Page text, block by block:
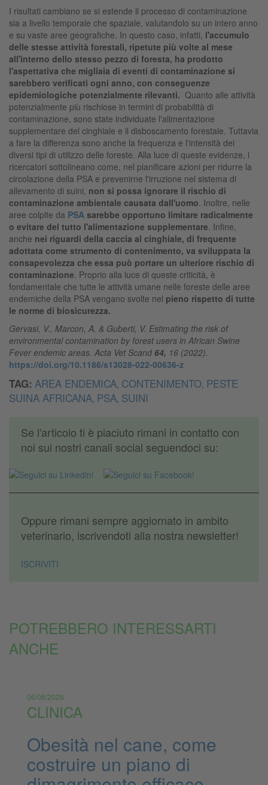
I risultati cambiano se si estende il processo di contaminazione
sia a livello temporale che spaziale, valutandolo su un intero anno
e su vaste aree geografiche. In questo caso, infatti, l'accumulo
delle stesse attività forestali, ripetute più volte al mese
all'interno dello stesso pezzo di foresta, ha prodotto
l'aspettativa che migliaia di eventi di contaminazione si
sarebbero verificati ogni anno, con conseguenze
epidemiologiche potenzialmente rilevanti. Quanto alle attività
potenzialmente più rischiose in termini di probabilità di
contaminazione, sono state individuate l'alimentazione
supplementare del cinghiale e il disboscamento forestale. Tuttavia
a fare la differenza sono anche la frequenza e l'intensità dei
diversi tipi di utilizzo delle foreste. Alla luce di queste evidenze, i
ricercatori sottolineano come, nel pianificare azioni per ridurre la
circolazione della PSA e prevenirne l'irruzione nel sistema di
allevamento di suini, non si possa ignorare il rischio di
contaminazione ambientale causata dall'uomo. Inoltre, nelle
aree colpite da PSA sarebbe opportuno limitare radicalmente
o evitare del tutto l'alimentazione supplementare. Infine,
anche nei riguardi della caccia al cinghiale, di frequente
adottata come strumento di contenimento, va sviluppata la
consapevolezza che essa può portare un ulteriore rischio di
contaminazione. Proprio alla luce di queste criticità, è
fondamentale che tutte le attività umane nelle foreste delle aree
endemiche della PSA vengano svolte nel pieno rispetto di tutte
le norme di biosicurezza.
Gervasi, V., Marcon, A. & Guberti, V. Estimating the risk of
environmental contamination by forest users in African Swine
Fever endemic areas. Acta Vet Scand 64, 16 (2022).
https://doi.org/10.1186/s13028-022-00636-z
TAG: AREA ENDEMICA, CONTENIMENTO, PESTE
SUINA AFRICANA, PSA, SUINI
Se l'articolo ti è piaciuto rimani in contatto con
noi sui nostri canali social seguendoci su:
Oppure rimani sempre aggiornato in ambito
veterinario, iscrivendoti alla nostra newsletter!
ISCRIVITI
POTREBBERO INTERESSARTI
ANCHE
06/08/2026
CLINICA
Obesità nel cane, come
costruire un piano di